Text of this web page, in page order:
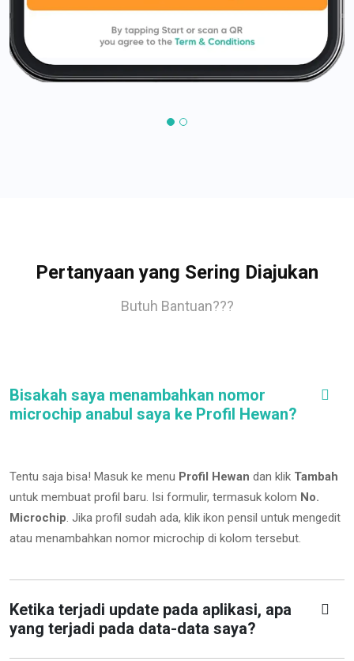
Pertanyaan yang Sering Diajukan
Butuh Bantuan???
Bisakah saya menambahkan nomor
microchip anabul saya ke Profil Hewan?
Tentu saja bisa! Masuk ke menu Profil Hewan dan klik Tambah
untuk membuat profil baru. Isi formulir, termasuk kolom No.
Microchip. Jika profil sudah ada, klik ikon pensil untuk mengedit
atau menambahkan nomor microchip di kolom tersebut.
Ketika terjadi update pada aplikasi, apa
yang terjadi pada data-data saya?